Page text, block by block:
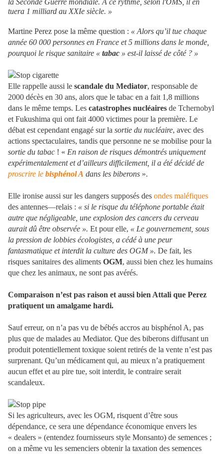
la Seconde Guerre mondiale. A ce rythme, selon l'OMS, il en
tuera 1 milliard au XXIe siècle. »
Martine Perez pose la même question : « Alors qu’il tue chaque
année 60 000 personnes en France et 5 millions dans le monde,
pourquoi le risque sanitaire « tabac » est-il laissé de côté ? »
Elle rappelle aussi le scandale du Mediator, responsable de
2000 décès en 30 ans, alors que le tabac en a fait 1,8 millions
dans le même temps. Les catastrophes nucléaires de Tchernobyl
et Fukushima qui ont fait 4000 victimes pour la première. Le
débat est cependant engagé sur la sortie du nucléaire, avec des
actions spectaculaires, tandis que personne ne se mobilise pour la
sortie du tabac ! « En raison de risques démontrés uniquement
expérimentalement et d’ailleurs difficilement, il a été décidé de
proscrire le bisphénol A dans les biberons ».
Elle ironise aussi sur les dangers supposés des ondes maléfiques
des antennes—relais : « si le risque du téléphone portable était
autre que négligeable, une explosion des cancers du cerveau
aurait dû être observée ». Et pour elle, « Le gouvernement, sous
la pression de lobbies écologistes, a cédé à une peur
fantasmatique et interdit la culture des OGM ». De fait, les
risques sanitaires des aliments OGM, aussi bien chez les humains
que chez les animaux, ne sont pas avérés.
Comparaison n’est pas raison et aussi bien Attali que Perez
pratiquent un amalgame hardi.
Sauf erreur, on n’a pas vu de bébés accros au bisphénol A, pas
plus que de malades au Mediator. Que des biberons diffusant un
produit potentiellement toxique soient retirés de la vente n’est pas
surprenant. Qu’un médicament qui, au mieux n’a pratiquement
aucun effet et au pire tue, soit interdit, le contraire serait
scandaleux.
Si les agriculteurs, avec les OGM, risquent d’être sous
dépendance, ce sera une dépendance économique envers les
« dealers » (entendez fournisseurs style Monsanto) de semences ;
on a même vu les semenciers obtenir la taxation des semences